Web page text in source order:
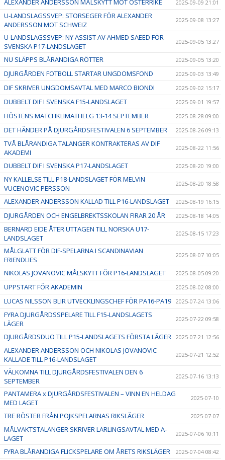
2025-09-09 21:01
U-LANDSLAGSSVEP: STORSEGER FÖR ALEXANDER
ANDERSSON MOT SCHWEIZ
2025-09-08 13:27
U-LANDSLAGSSVEP: NY ASSIST AV AHMED SAEED FÖR
SVENSKA P17-LANDSLAGET
2025-09-05 13:27
NU SLÄPPS BLÅRANDIGA RÖTTER 2025-09-05 13:20
DJURGÅRDEN FOTBOLL STARTAR UNGDOMSFOND 2025-09-03 13:49
DIF SKRIVER UNGDOMSAVTAL MED MARCO BIONDI 2025-09-02 15:17
DUBBELT DIF I SVENSKA F15-LANDSLAGET 2025-09-01 19:57
HÖSTENS MATCHKLIMATHELG 13-14 SEPTEMBER 2025-08-28 09:00
DET HÄNDER PÅ DJURGÅRDSFESTIVALEN 6 SEPTEMBER 2025-08-26 09:13
TVÅ BLÅRANDIGA TALANGER KONTRAKTERAS AV DIF
AKADEMI
2025-08-22 11:56
DUBBELT DIF I SVENSKA P17-LANDSLAGET 2025-08-20 19:00
NY KALLELSE TILL P18-LANDSLAGET FÖR MELVIN
VUCENOVIC PERSSON
2025-08-20 18:58
ALEXANDER ANDERSSON KALLAD TILL P16-LANDSLAGET 2025-08-19 16:15
DJURGÅRDEN OCH ENGELBREKTSSKOLAN FIRAR 20 ÅR 2025-08-18 14:05
BERNARD EIDE ÅTER UTTAGEN TILL NORSKA U17-
LANDSLAGET
2025-08-15 17:23
MÅLGLATT FÖR DIF-SPELARNA I SCANDINAVIAN
FRIENDLIES
2025-08-07 10:05
NIKOLAS JOVANOVIC MÅLSKYTT FÖR P16-LANDSLAGET 2025-08-05 09:20
UPPSTART FÖR AKADEMIN 2025-08-02 08:00
LUCAS NILSSON BLIR UTVECKLINGSCHEF FÖR PA16-PA19 2025-07-24 13:06
FYRA DJURGÅRDSSPELARE TILL F15-LANDSLAGETS
LÄGER
2025-07-22 09:58
DJURGÅRDSDUO TILL P15-LANDSLAGETS FÖRSTA LÄGER 2025-07-21 12:56
ALEXANDER ANDERSSON OCH NIKOLAS JOVANOVIC
KALLADE TILL P16-LANDSLAGET
2025-07-21 12:52
VÄLKOMNA TILL DJURGÅRDSFESTIVALEN DEN 6
SEPTEMBER
2025-07-16 13:13
PANTAMERA x DJURGÅRDSFESTIVALEN – VINN EN HELDAG
MED LAGET
2025-07-10
TRE RÖSTER FRÅN POJKSPELARNAS RIKSLÄGER 2025-07-07
MÅLVAKTSTALANGER SKRIVER LÄRLINGSAVTAL MED A-
LAGET
2025-07-06 10:11
FYRA BLÅRANDIGA FLICKSPELARE OM ÅRETS RIKSLÄGER 2025-07-04 08:42